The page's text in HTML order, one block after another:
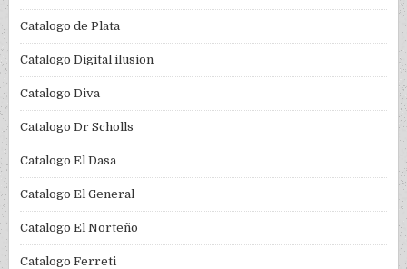
Catalogo de Plata
Catalogo Digital ilusion
Catalogo Diva
Catalogo Dr Scholls
Catalogo El Dasa
Catalogo El General
Catalogo El Norteño
Catalogo Ferreti